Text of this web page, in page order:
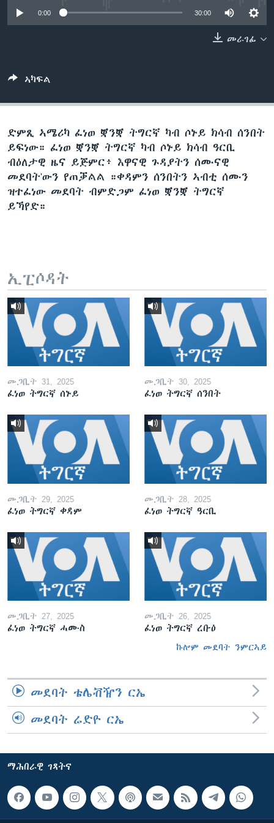
ቂሔ ጽልሚ
ቋንቋታት
0:00 30:00
መራገፊ
ኣካፍል
ድምጺ ኣሜሪካ ፈነወ ቛንቛ ትግርኛ ካብ ሶኑይ ክሳብ ሰንበት
ይፍነው። ፈነወ ቛንቛ ትግርኛ ካብ ሶኑይ ክሳብ ዓርቢ
ብዕለታዊ ዜና ይጅምር፥ እዋናዊ ጉዳያትን ሰሙናዊ
መደባት'ውን የጠቓልል ።ቀዳምን ሰንበትን ኣብቲ ሰሙን
ዝተፈነው መደባት ብምድጋም ፈነወ ቛንቛ ትግርኛ
ይኻየድ።
ኢፒሶዳት
መጋቢት 31, 2025
ፈነወ ትግርኛ ሰኑይ
መጋቢት 30, 2025
ፈነወ ትግርኛ ሰንበት
መጋቢት 29, 2025
ፈነወ ትግርኛ ቀዳም
መጋቢት 28, 2025
ፈነወ ትግርኛ ዓርቢ
መጋቢት 27, 2025
ፈነወ ትግርኛ ሓሙስ
መጋቢት 26, 2025
ፈነወ ትግርኛ ረቡዕ
ኩሎም መደባት ንምርኣይ
መደባት ቴሌቭዥን ርኤ
መደባት ሬድዮ ርኤ
ማሕበራዊ ገጻትና